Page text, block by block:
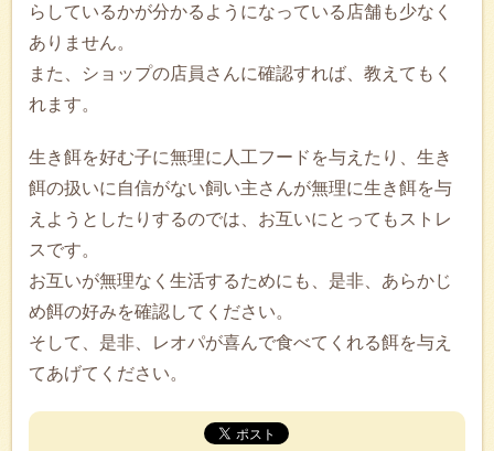
らしているかが分かるようになっている店舗も少なく
ありません。
また、ショップの店員さんに確認すれば、教えてもく
れます。
生き餌を好む子に無理に人工フードを与えたり、生き
餌の扱いに自信がない飼い主さんが無理に生き餌を与
えようとしたりするのでは、お互いにとってもストレ
スです。
お互いが無理なく生活するためにも、是非、あらかじ
め餌の好みを確認してください。
そして、是非、レオパが喜んで食べてくれる餌を与え
てあげてください。